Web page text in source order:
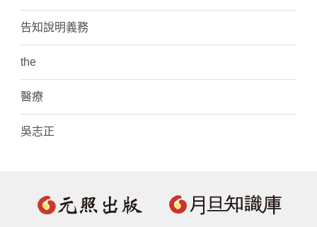
告知說明義務
the
醫療
吳志正